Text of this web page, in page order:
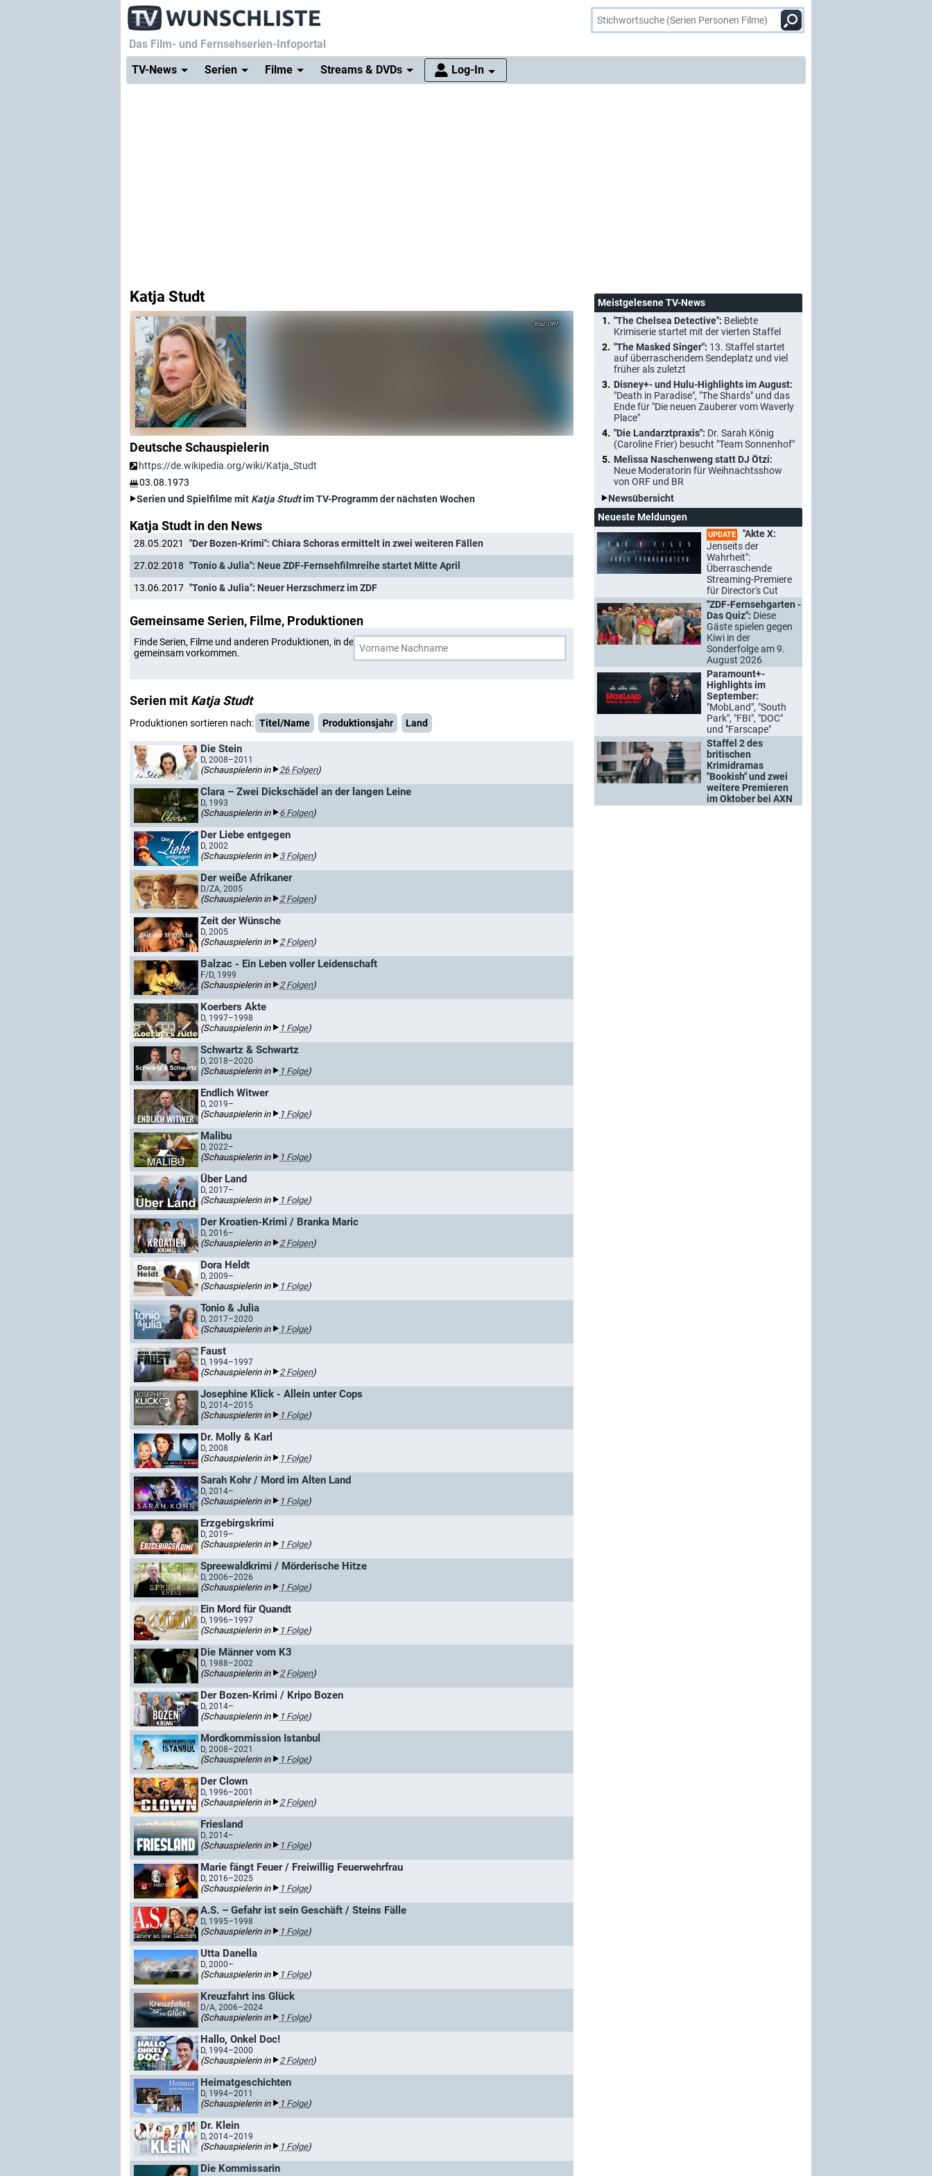
Das Film- und Fernsehserien-Infoportal
TV-News
Serien Filme Streams & DVDs Log-In
Katja Studt
ORF
Deutsche Schauspielerin
https://de.wikipedia.org/wiki/Katja_Studt
03.08.1973
Serien und Spielfilme mit Katja Studtim TV-Programm der nächsten Wochen
Katja Studt in den News
28.05.2021
"Der Bozen-Krimi": Chiara Schoras ermittelt in zwei weiteren Fällen
27.02.2018 "Tonio & Julia": Neue ZDF-Fernsehfilmreihe startet Mitte April
13.06.2017 "Tonio & Julia": Neuer Herzschmerz im ZDF
Gemeinsame Serien, Filme, Produktionen
Finde Serien, Filme und anderen Produktionen, in denen Katja Studt
gemeinsam vorkommen.
Serien mit Katja Studt
Produktionen sortieren nach: Titel/Name Produktionsjahr Land
Die Stein
D, 2008–2011
(Schauspielerin in 26 Folgen)
Clara – Zwei Dickschädel an der langen Leine
D, 1993
(Schauspielerin in 6 Folgen)
Der Liebe entgegen
D, 2002
(Schauspielerin in 3 Folgen)
Der weiße Afrikaner
D/ZA, 2005
(Schauspielerin in 2 Folgen)
Zeit der Wünsche
D, 2005
(Schauspielerin in 2 Folgen)
Balzac - Ein Leben voller Leidenschaft
F/D, 1999
(Schauspielerin in 2 Folgen)
Koerbers Akte
D, 1997–1998
(Schauspielerin in 1 Folge)
Schwartz & Schwartz
D, 2018–2020
(Schauspielerin in 1 Folge)
Endlich Witwer
D, 2019–
(Schauspielerin in 1 Folge)
Malibu
D, 2022–
(Schauspielerin in 1 Folge)
Über Land
D, 2017–
(Schauspielerin in 1 Folge)
Der Kroatien-Krimi / Branka Maric
D, 2016–
(Schauspielerin in 2 Folgen)
Dora Heldt
D, 2009–
(Schauspielerin in 1 Folge)
Tonio & Julia
D, 2017–2020
(Schauspielerin in 1 Folge)
Faust
D, 1994–1997
(Schauspielerin in 2 Folgen)
Josephine Klick - Allein unter Cops
D, 2014–2015
(Schauspielerin in 1 Folge)
Dr. Molly & Karl
D, 2008
(Schauspielerin in 1 Folge)
Sarah Kohr / Mord im Alten Land
D, 2014–
(Schauspielerin in 1 Folge)
Erzgebirgskrimi
D, 2019–
(Schauspielerin in 1 Folge)
Spreewaldkrimi / Mörderische Hitze
D, 2006–2026
(Schauspielerin in 1 Folge)
Ein Mord für Quandt
D, 1996–1997
(Schauspielerin in 1 Folge)
Die Männer vom K3
D, 1988–2002
(Schauspielerin in 2 Folgen)
Der Bozen-Krimi / Kripo Bozen
D, 2014–
(Schauspielerin in 1 Folge)
Mordkommission Istanbul
D, 2008–2021
(Schauspielerin in 1 Folge)
Der Clown
D, 1996–2001
(Schauspielerin in 2 Folgen)
Friesland
D, 2014–
(Schauspielerin in 1 Folge)
Marie fängt Feuer / Freiwillig Feuerwehrfrau
D, 2016–2025
(Schauspielerin in 1 Folge)
A.S. – Gefahr ist sein Geschäft / Steins Fälle
D, 1995–1998
(Schauspielerin in 1 Folge)
Utta Danella
D, 2000–
(Schauspielerin in 1 Folge)
Kreuzfahrt ins Glück
D/A, 2006–2024
(Schauspielerin in 1 Folge)
Hallo, Onkel Doc!
D, 1994–2000
(Schauspielerin in 2 Folgen)
Heimatgeschichten
D, 1994–2011
(Schauspielerin in 1 Folge)
Dr. Klein
D, 2014–2019
(Schauspielerin in 1 Folge)
Die Kommissarin
Meistgelesene TV-News
"The Chelsea Detective": Beliebte
Krimiserie startet mit der vierten Staffel
"The Masked Singer": 13. Staffel startet
auf überraschendem Sendeplatz und viel
früher als zuletzt
Disney+- und Hulu-Highlights im August:
"Death in Paradise", "The Shards" und das
Ende für "Die neuen Zauberer vom Waverly
Place"
"Die Landarztpraxis": Dr. Sarah König
(Caroline Frier) besucht "Team Sonnenhof"
Melissa Naschenweng statt DJ Ötzi:
Neue Moderatorin für Weihnachtsshow
von ORF und BR
Newsübersicht
Neueste Meldungen
UPDATE
"Akte X:
Jenseits der
Wahrheit":
Überraschende
Streaming-Premiere
für Director's Cut
"ZDF-Fernsehgarten -
Das Quiz": Diese
Gäste spielen gegen
Kiwi in der
Sonderfolge am 9.
August 2026
Paramount+-
Highlights im
September:
"MobLand", "South
Park", "FBI", "DOC"
und "Farscape"
Staffel 2 des
britischen
Krimidramas
"Bookish" und zwei
weitere Premieren
im Oktober bei AXN